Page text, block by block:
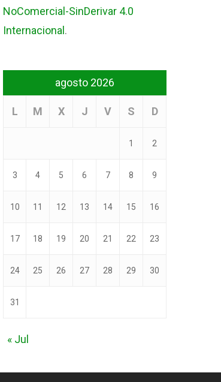
NoComercial-SinDerivar 4.0
Internacional .
agosto 2026
L M X J V S D
1 2
3 4 5 6 7 8 9
10 11 12 13 14 15 16
17 18 19 20 21 22 23
24 25 26 27 28 29 30
31
« Jul